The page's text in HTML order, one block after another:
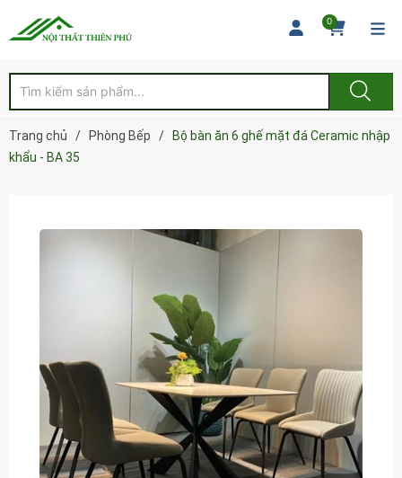
0
Trang chủ / Phòng Bếp /
Bộ bàn ăn 6 ghế mặt đá Ceramic nhập
khẩu - BA 35